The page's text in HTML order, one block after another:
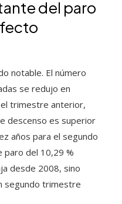
del paro
notable. El número
se redujo en
trimestre anterior,
descenso es superior
años para el segundo
paro del 10,29 %
desde 2008, sino
segundo trimestre